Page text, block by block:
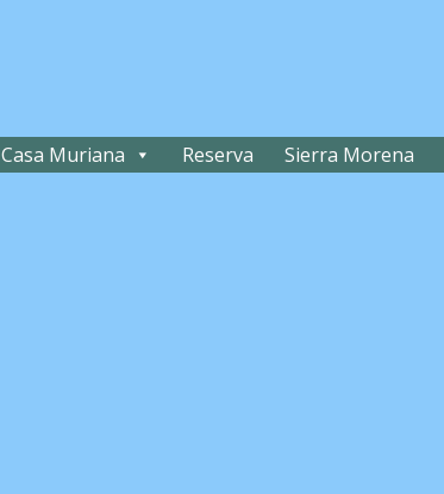
Casa Muriana Reserva Sierra Morena